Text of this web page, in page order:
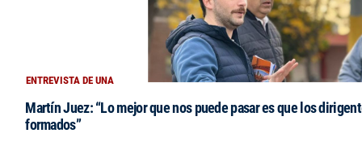
ENTREVISTA DE UNA
Martín Juez: “Lo mejor que nos puede pasar es que los
formados”